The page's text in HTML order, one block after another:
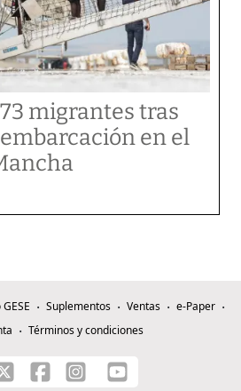
migrantes tras
en el
Suplementos Ventas
e-Paper
Términos y condiciones